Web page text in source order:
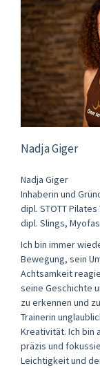
Nadja Giger
Nadja Giger
Inhaberin und
dipl. STOTT Pilates
dipl. Slings,
Ich bin immer
Bewegung, sein
Achtsamkeit
seine Geschichte
zu erkennen und
Trainerin
Kreativität. Ich bin
präzis und
Leichtigkeit und